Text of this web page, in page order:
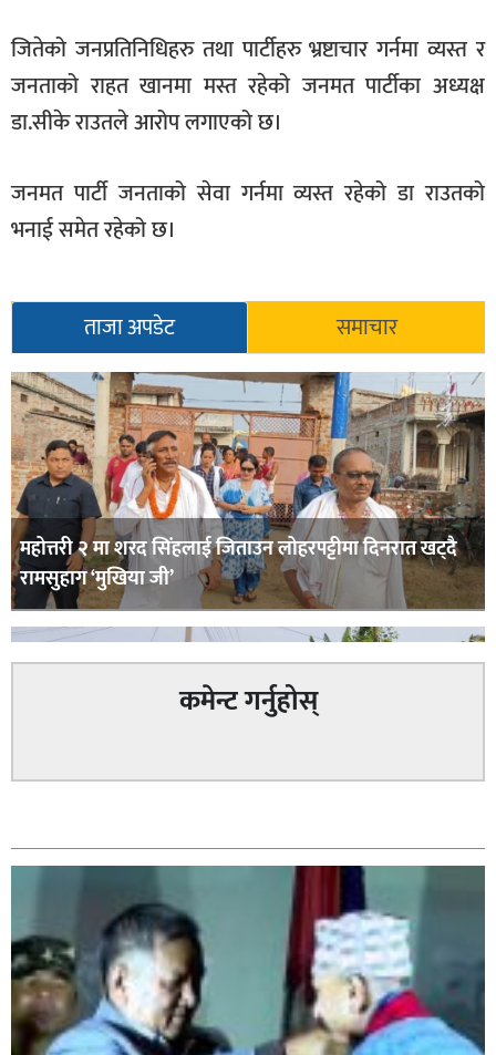
जितेको जनप्रतिनिधिहरु तथा पार्टीहरु भ्रष्टाचार गर्नमा व्यस्त र
जनताको राहत खानमा मस्त रहेको जनमत पार्टीका अध्यक्ष
डा.सीके राउतले आरोप लगाएको छ।
जनमत पार्टी जनताको सेवा गर्नमा व्यस्त रहेको डा राउतको
भनाई समेत रहेको छ।
ताजा अपडेट समाचार
महोत्तरी २ मा शरद सिंहलाई जिताउन लोहरपट्टीमा दिनरात खट्दै
रामसुहाग ‘मुखिया जी’
कमेन्ट गर्नुहोस्